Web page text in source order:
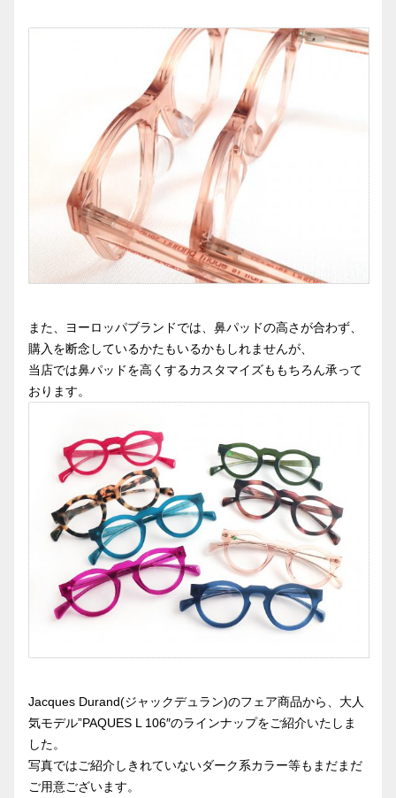
また、ヨーロッパブランドでは、鼻パッドの高さが合わず、
購入を断念しているかたもいるかもしれませんが、
当店では鼻パッドを高くするカスタマイズももちろん承って
おります。
Jacques Durand(ジャックデュラン)のフェア商品から、大人
気モデル”PAQUES L 106″のラインナップをご紹介いたしま
した。
写真ではご紹介しきれていないダーク系カラー等もまだまだ
ご用意ございます。